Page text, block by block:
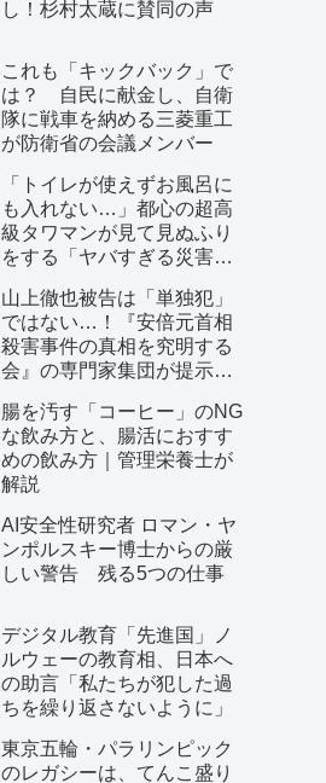
し！杉村太蔵に賛同の声
これも「キックバック」で
は？ 自民に献金し、自衛
隊に戦車を納める三菱重工
が防衛省の会議メンバー
「トイレが使えずお風呂に
も入れない…」都心の超高
級タワマンが見て見ぬふり
をする「ヤバすぎる災害リ
山上徹也被告は「単独犯」
ではない…！『安倍元首相
殺害事件の真相を究明する
会』の専門家集団が提示し
腸を汚す「コーヒー」のNG
な飲み方と、腸活におすす
めの飲み方｜管理栄養士が
解説
AI安全性研究者 ロマン・ヤ
ンポルスキー博士からの厳
しい警告 残る5つの仕事
デジタル教育「先進国」ノ
ルウェーの教育相、日本へ
の助言「私たちが犯した過
ちを繰り返さないように」
東京五輪・パラリンピック
のレガシーは、てんこ盛り